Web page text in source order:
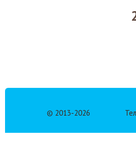
© 2013-2026